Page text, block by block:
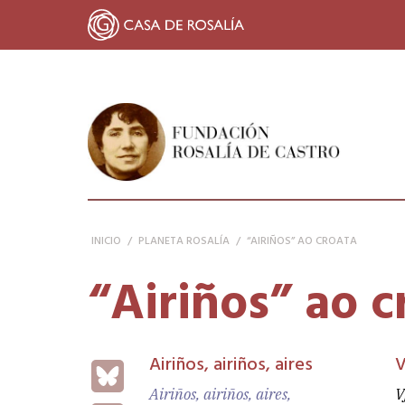
FUNDACIÓN ROSALÍA DE CASTRO
INICIO / PLANETA ROSALÍA / “AIRIÑOS” AO CROATA
“Airiños” ao
BlueskyAiriños, airiños, aires
Airiños, airiños, aires,